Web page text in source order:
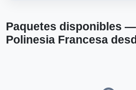
Paquetes disponibles
Polinesia Francesa